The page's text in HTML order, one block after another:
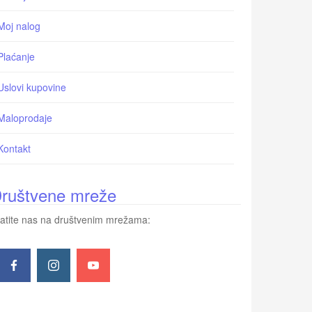
nalog
kupovine
mreže
nas na društvenim mrežama: